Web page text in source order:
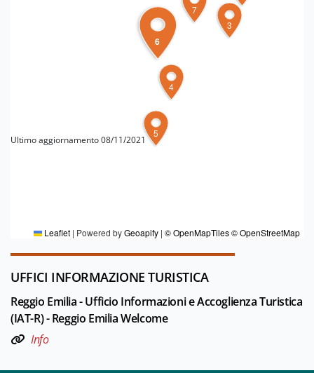
3
4
5
6
7
Leaflet | Powered byGeoapify | © OpenMapTiles© OpenStreetMap
Ultimo aggiornamento 08/11/2021
UFFICI INFORMAZIONE TURISTICA
Reggio Emilia - Ufficio Informazioni e Accoglienza Turistica
(IAT-R) - Reggio Emilia Welcome
Info